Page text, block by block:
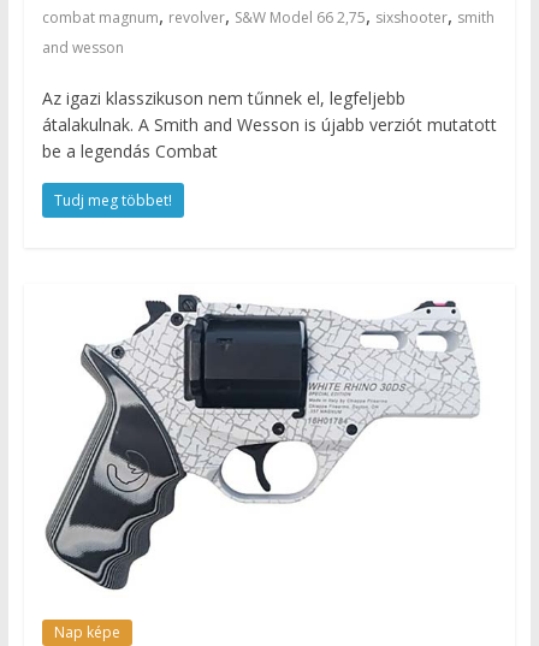
combat magnum, revolver, S&W Model 66 2,75, sixshooter, smith
and wesson
Az igazi klasszikuson nem tűnnek el, legfeljebb
átalakulnak. A Smith and Wesson is újabb verziót mutatott
be a legendás Combat
Tudj meg többet!
Nap képe